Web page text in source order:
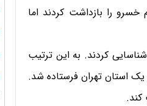
رفتند و در بلوار ابوذر دزد 20 ساله به نام خسرو را بازداشت کردند اما
شناسایی کردند. به این ترتیب
استان تهران فرستاده شد.